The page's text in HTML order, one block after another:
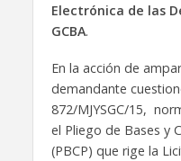
Electrónica de las
GCBA.
En la acción de
demandante
872/MJYSGC/15,
el Pliego de Bases y
(PBCP) que rige la